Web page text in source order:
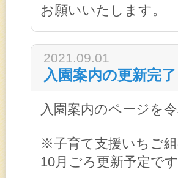
お願いいたします。
2021.09.01
入園案内の更新完了
入園案内のページを
※子育て支援いちご
10月ごろ更新予定です